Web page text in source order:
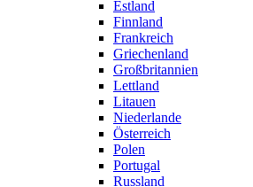
Estland
Finnland
Frankreich
Griechenland
Großbritannien
Lettland
Litauen
Niederlande
Österreich
Polen
Portugal
Russland